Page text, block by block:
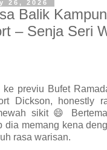
26, 2026
Balik
– Senja Seri
ke previu Bufet
Dickson, honestly
sikit 😄
dia memang kena
rasa warisan.